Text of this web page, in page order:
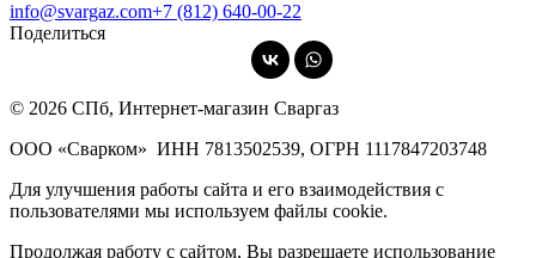
info@svargaz.com+7 (812) 640‑00‑22
Поделиться
© 2026 СПб, Интернет-магазин Сваргаз
ООО «Сварком» ИНН 7813502539, ОГРН 1117847203748
Для улучшения работы сайта и его взаимодействия с
пользователями мы используем файлы cookie.
Продолжая работу с сайтом, Вы разрешаете использование